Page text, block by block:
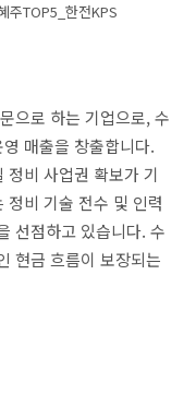
주TOP5_한전KPS
으로 하는 기업으로, 수
매출을 창출합니다.
정비 사업권 확보가 기
정비 기술 전수 및 인력
선점하고 있습니다. 수
현금 흐름이 보장되는